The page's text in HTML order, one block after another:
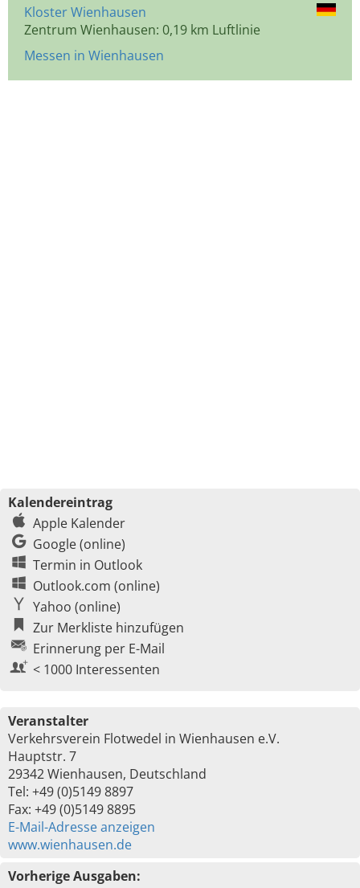
Kloster Wienhausen
Zentrum Wienhausen: 0,19 km Luftlinie
Messen in Wienhausen
Kalendereintrag
Apple Kalender
Google (online)
Termin in Outlook
Outlook.com (online)
Yahoo (online)
Zur Merkliste hinzufügen
Erinnerung per E-Mail
< 1000 Interessenten
Veranstalter
Verkehrsverein Flotwedel in Wienhausen e.V.
Hauptstr. 7
29342 Wienhausen, Deutschland
Tel: +49 (0)5149 8897
Fax: +49 (0)5149 8895
E-Mail-Adresse anzeigen
www.wienhausen.de
Vorherige Ausgaben: